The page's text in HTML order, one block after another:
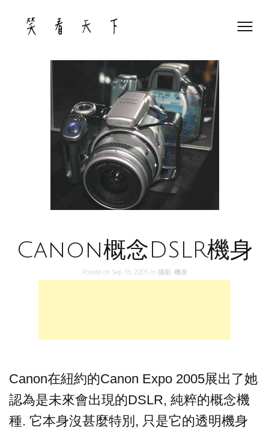
content
Canon概念DSLR機身
Posted on Sep 18, 2005 in 攝影, 機身
Canon在紐約的Canon Expo 2005展出了她
認為是未來會出現的DSLR, 純粹的概念機
種. 它本身沒甚麼特別, 只是它的透明機身